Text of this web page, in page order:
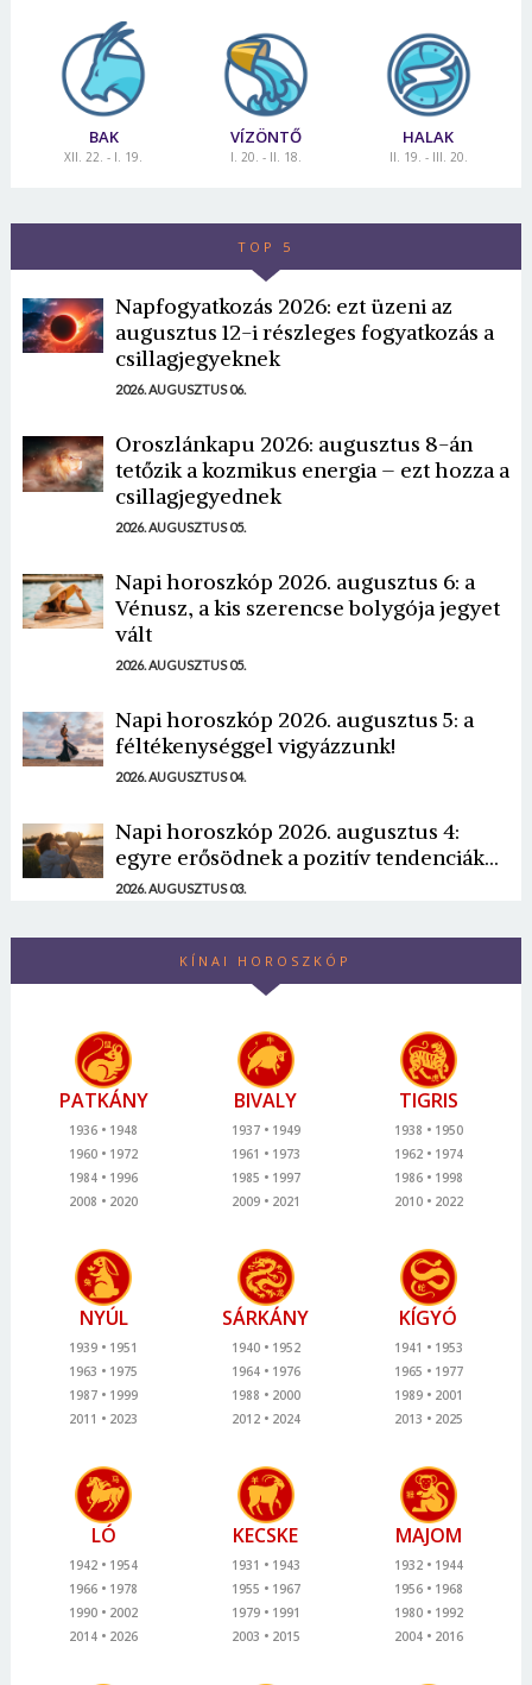
BAK
XII. 22. - I. 19.
VÍZÖNTŐ
I. 20. - II. 18.
HALAK
II. 19. - III. 20.
TOP 5
Napfogyatkozás 2026: ezt üzeni az
augusztus 12-i részleges fogyatkozás a
csillagjegyeknek
2026. AUGUSZTUS 06.
Oroszlánkapu 2026: augusztus 8-án
tetőzik a kozmikus energia – ezt hozza a
csillagjegyednek
2026. AUGUSZTUS 05.
Napi horoszkóp 2026. augusztus 6: a
Vénusz, a kis szerencse bolygója jegyet
vált
2026. AUGUSZTUS 05.
Napi horoszkóp 2026. augusztus 5: a
féltékenységgel vigyázzunk!
2026. AUGUSZTUS 04.
Napi horoszkóp 2026. augusztus 4:
egyre erősödnek a pozitív tendenciák...
2026. AUGUSZTUS 03.
KÍNAI HOROSZKÓP
PATKÁNY
1936
1948
1960
1972
1984
1996
2008
2020
BIVALY
1937
1949
1961
1973
1985
1997
2009
2021
TIGRIS
1938
1950
1962
1974
1986
1998
2010
2022
NYÚL
1939
1951
1963
1975
1987
1999
2011
2023
SÁRKÁNY
1940
1952
1964
1976
1988
2000
2012
2024
KÍGYÓ
1941
1953
1965
1977
1989
2001
2013
2025
LÓ
1942
1954
1966
1978
1990
2002
2014
2026
KECSKE
1931
1943
1955
1967
1979
1991
2003
2015
MAJOM
1932
1944
1956
1968
1980
1992
2004
2016